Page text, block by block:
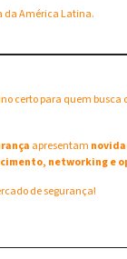
da América Latina.
certo para quem busca
apresentam
networking e
de segurança!